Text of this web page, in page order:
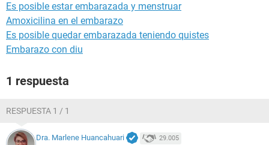
Es posible estar embarazada y menstruar
Amoxicilina en el embarazo
Es posible quedar embarazada teniendo quistes
Embarazo con diu
1 respuesta
RESPUESTA 1 / 1
Dra. Marlene Huancahuari 29.005